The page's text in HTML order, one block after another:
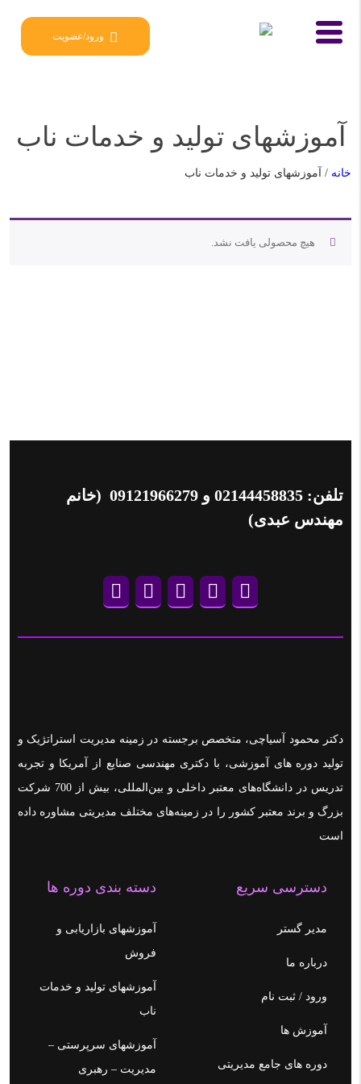
ورود/عضویت
آموزشهای تولید و خدمات ناب
خانه / آموزشهای تولید و خدمات ناب
هیچ محصولی یافت نشد.
تلفن: 02144458835 و 09121966279 (خانم
مهندس عبدی)
دکتر محمود آسیاچی، متخصص برجسته در زمینه مدیریت استراتژیک و
تولید دوره های آموزشی، با دکتری مهندسی صنایع از آمریکا و تجربه
تدریس در دانشگاه‌های معتبر داخلی و بین‌المللی، بیش از 700 شرکت
بزرگ و برند معتبر کشور را در زمینه‌های مختلف مدیریتی مشاوره داده
است
دسترسی سریع
مدیر گستر
درباره ما
ورود / ثبت نام
آموزش ها
دوره های جامع مدیریتی
دسته بندی دوره ها
آموزشهای بازاریابی و
فروش
آموزشهای تولید و خدمات
ناب
آموزشهای سرپرستی –
مدیریت – رهبری